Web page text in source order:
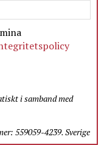
i samband med
559059-4239. Sverige